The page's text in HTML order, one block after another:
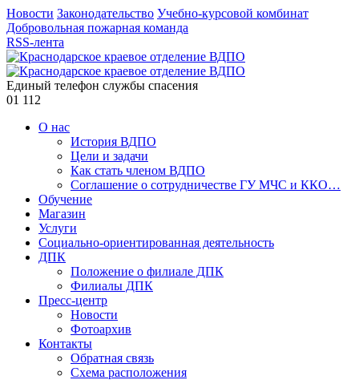
Новости Законодательство Учебно-курсовой комбинат
Добровольная пожарная команда
RSS-лента
Единый телефон службы спасения
01 112
О нас
История ВДПО
Цели и задачи
Как стать членом ВДПО
Соглашение о сотрудничестве ГУ МЧС и ККО…
Обучение
Магазин
Услуги
Социально-ориентированная деятельность
ДПК
Положение о филиале ДПК
Филиалы ДПК
Пресс-центр
Новости
Фотоархив
Контакты
Обратная связь
Схема расположения